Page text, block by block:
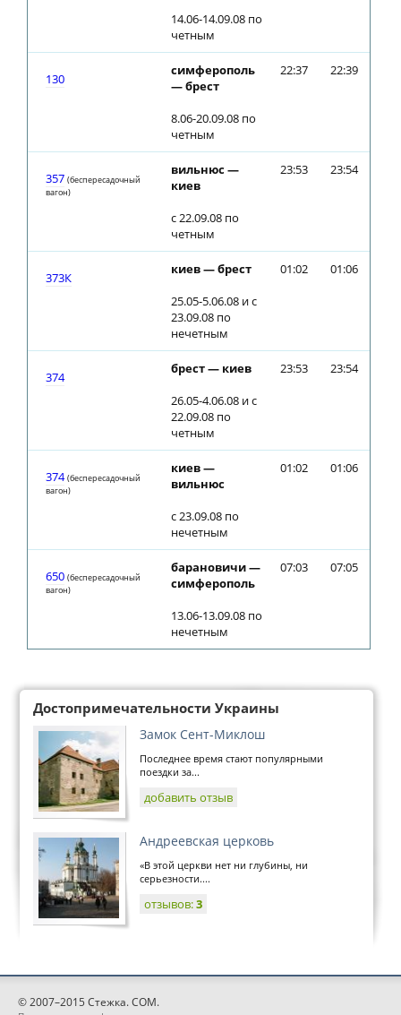
14.06-14.09.08 по
четным
130
симферополь
— брест
8.06-20.09.08 по
четным
22:37 22:39
357 (беспересадочный
вагон)
вильнюс —
киев
с 22.09.08 по
четным
23:53 23:54
373К
киев — брест
25.05-5.06.08 и с
23.09.08 по
нечетным
01:02 01:06
374
брест — киев
26.05-4.06.08 и с
22.09.08 по
четным
23:53 23:54
374 (беспересадочный
вагон)
киев —
вильнюс
с 23.09.08 по
нечетным
01:02 01:06
650 (беспересадочный
вагон)
барановичи —
симферополь
13.06-13.09.08 по
нечетным
07:03 07:05
Достопримечательности Украины
Замок Сент-Миклош
Последнее время стают популярными
поездки за...
добавить отзыв
Андреевская церковь
«В этой церкви нет ни глубины, ни
серьезности....
отзывов:3
© 2007–2015 Стежка. COM.